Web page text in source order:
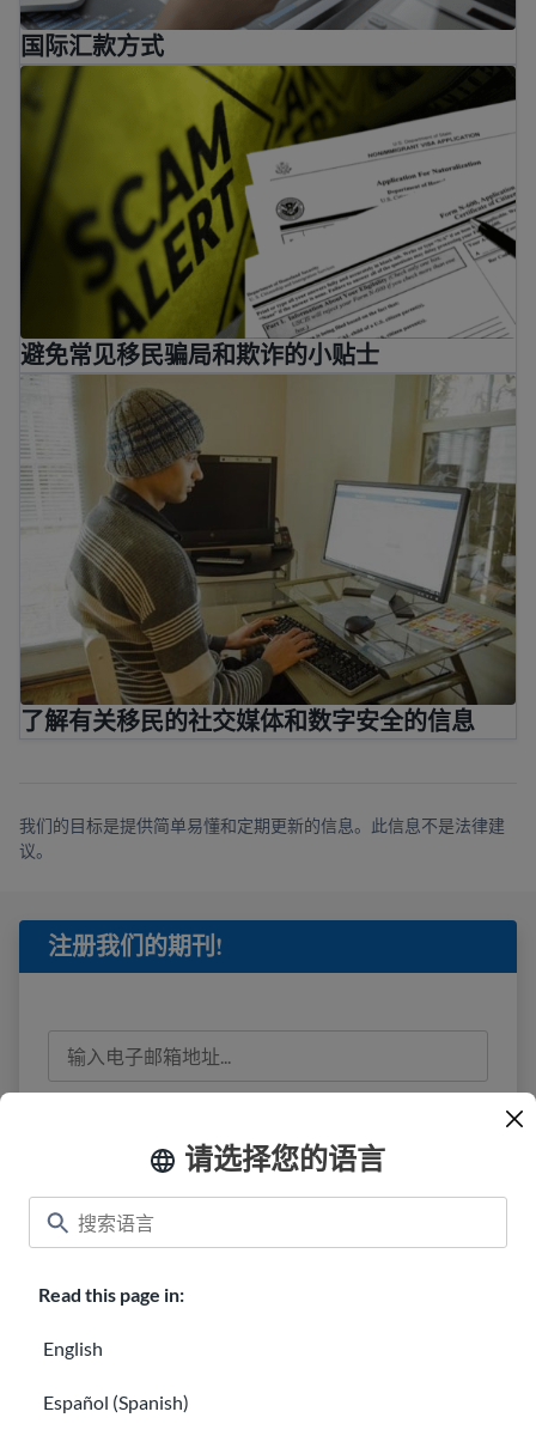
请选择您的语言
Read this page in:
English
Español (Spanish)
国际汇款方式
避免常见移民骗局和欺诈的小贴士
避免常见移民骗局和欺诈的小贴士
了解有关移民的社交媒体和数字安全的信息
了解有关移民的社交媒体和数字安全的信息
我们的目标是提供简单易懂和定期更新的信息。此信息不是法律建
议。
注册我们的期刊!